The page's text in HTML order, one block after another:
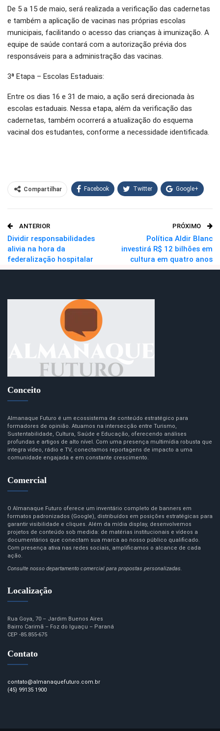
De 5 a 15 de maio, será realizada a verificação das cadernetas
e também a aplicação de vacinas nas próprias escolas
municipais, facilitando o acesso das crianças à imunização. A
equipe de saúde contará com a autorização prévia dos
responsáveis para a administração das vacinas.
3ª Etapa – Escolas Estaduais:
Entre os dias 16 e 31 de maio, a ação será direcionada às
escolas estaduais. Nessa etapa, além da verificação das
cadernetas, também ocorrerá a atualização do esquema
vacinal dos estudantes, conforme a necessidade identificada.
Compartilhar Facebook Twitter Google+
O email
ANTERIOR
Dividir responsabilidades
alivia na hora da
federalização hospitalar
PRÓXIMO
Política Aldir Blanc
investirá R$ 12 bilhões em
cultura em quatro anos
Conceito
Almanaque Futuro é um ecossistema de conteúdo estratégico para
formadores de opinião. Atuamos na intersecção entre Turismo,
Sustentabilidade, Cultura, Saúde e Educação, oferecendo análises
profundas e artigos de alto nível. Com uma presença multimídia robusta que
integra vídeo, rádio e TV, conectamos reportagens de impacto a uma
comunidade engajada e em constante crescimento.
Comercial
O Almanaque Futuro oferece um inventário completo de banners em
formatos padronizados (Google), distribuídos em posições estratégicas para
garantir visibilidade e cliques. Além da mídia display, desenvolvemos
projetos de conteúdo sob medida: de matérias institucionais e vídeos a
documentários que conectam sua marca ao nosso público qualificado.
Com presença ativa nas redes sociais, amplificamos o alcance de cada
ação.
Consulte nosso departamento comercial para propostas personalizadas.
Localização
Rua Goya, 70 – Jardim Buenos Aires
Bairro Carimã – Foz do Iguaçu – Paraná
CEP -85.855-675
Contato
contato@almanaquefuturo.com.br
(45) 99135 1900